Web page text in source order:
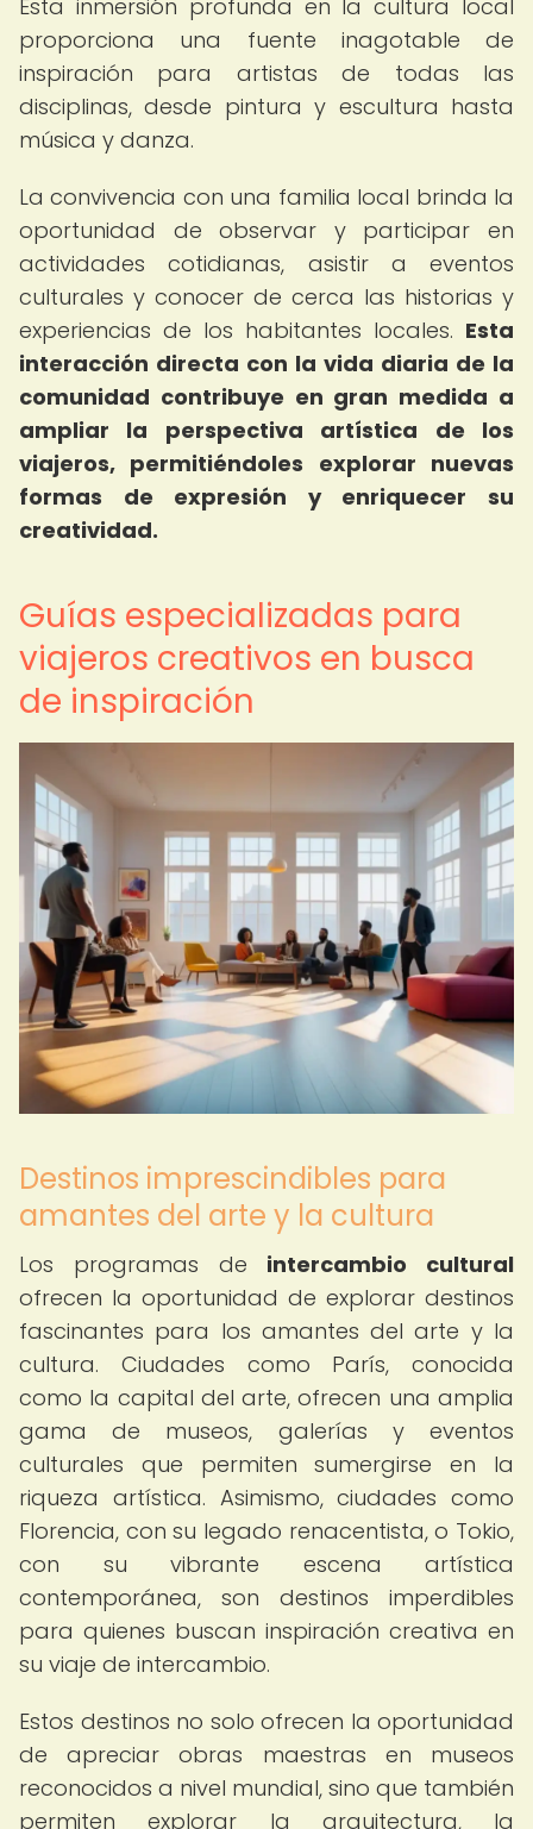
Esta inmersión profunda en la cultura local
proporciona una fuente inagotable de
inspiración para artistas de todas las
disciplinas, desde pintura y escultura hasta
música y danza.
La convivencia con una familia local brinda la
oportunidad de observar y participar en
actividades cotidianas, asistir a eventos
culturales y conocer de cerca las historias y
experiencias de los habitantes locales. Esta
interacción directa con la vida diaria de la
comunidad contribuye en gran medida a
ampliar la perspectiva artística de los
viajeros, permitiéndoles explorar nuevas
formas de expresión y enriquecer su
creatividad.
Guías especializadas para
viajeros creativos en busca
de inspiración
Destinos imprescindibles para
amantes del arte y la cultura
Los programas de intercambio cultural
ofrecen la oportunidad de explorar destinos
fascinantes para los amantes del arte y la
cultura. Ciudades como París, conocida
como la capital del arte, ofrecen una amplia
gama de museos, galerías y eventos
culturales que permiten sumergirse en la
riqueza artística. Asimismo, ciudades como
Florencia, con su legado renacentista, o Tokio,
con su vibrante escena artística
contemporánea, son destinos imperdibles
para quienes buscan inspiración creativa en
su viaje de intercambio.
Estos destinos no solo ofrecen la oportunidad
de apreciar obras maestras en museos
reconocidos a nivel mundial, sino que también
permiten explorar la arquitectura, la